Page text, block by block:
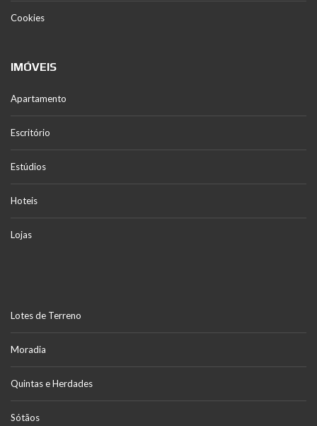
Cookies
IMÓVEIS
Apartamento
Escritório
Estúdios
Hoteis
Lojas
Lotes de Terreno
Moradia
Quintas e Herdades
Sótãos